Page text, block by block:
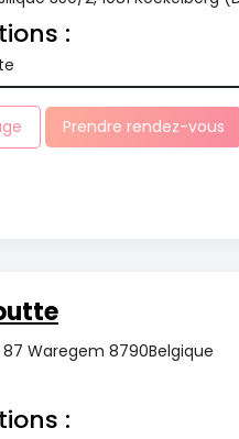
:
Prendre rendez-vous
Waregem 8790Belgique
: